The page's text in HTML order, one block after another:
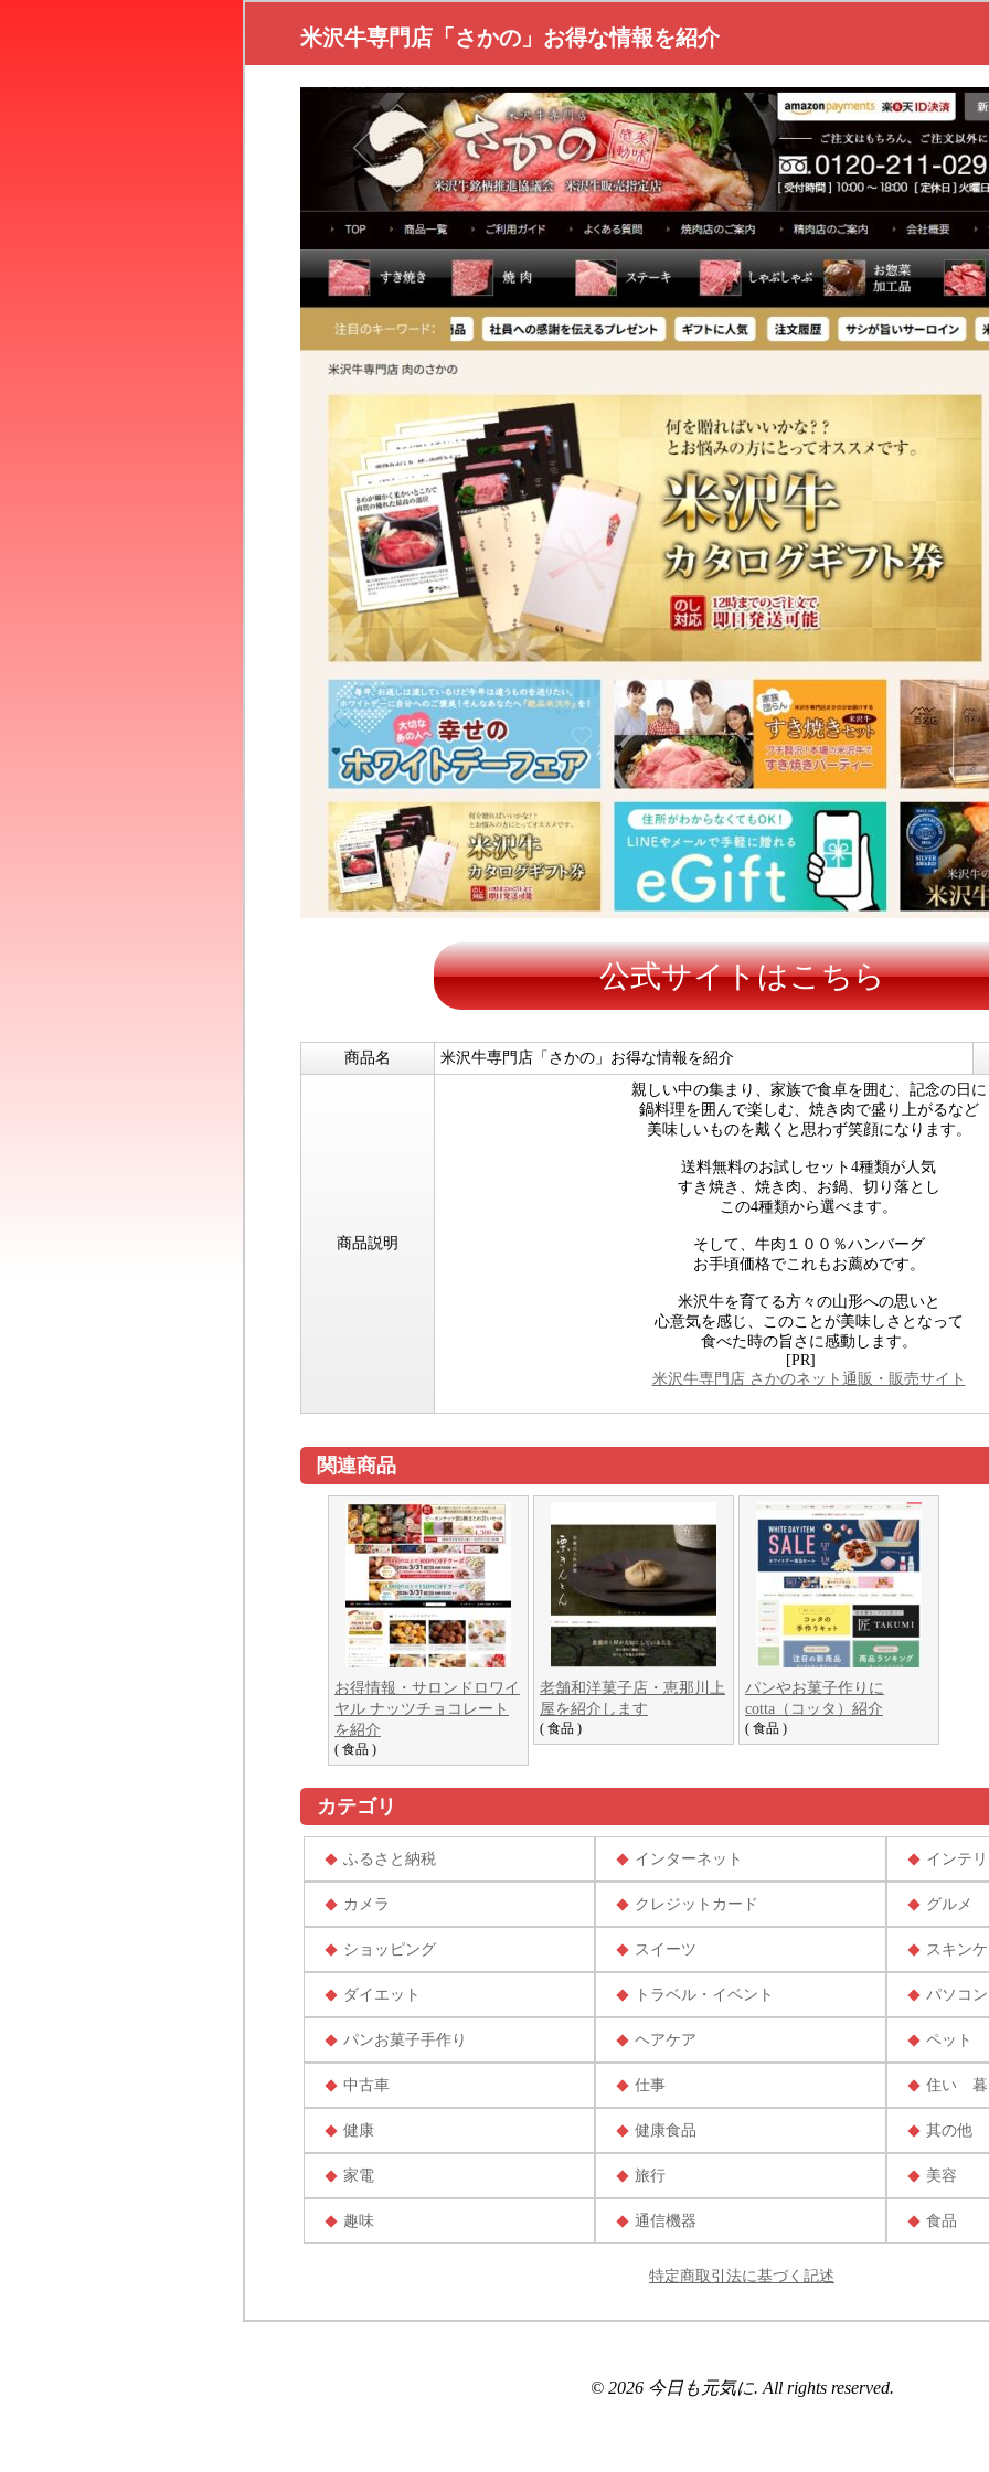
米沢牛専門店「さかの」お得な情報を紹介
公式サイトはこちら
商品名 米沢牛専門店「さかの」お得な情報を紹介
商品説明
親しい中の集まり、家族で食卓を囲む、記念の日に
鍋料理を囲んで楽しむ、焼き肉で盛り上がるなど
美味しいものを戴くと思わず笑顔になります。
送料無料のお試しセット4種類が人気
すき焼き、焼き肉、お鍋、切り落とし
この4種類から選べます。
そして、牛肉１００％ハンバーグ
お手頃価格でこれもお薦めです。
米沢牛を育てる方々の山形への思いと
心意気を感じ、このことが美味しさとなって
食べた時の旨さに感動します。
[PR]
米沢牛専門店 さかのネット通販・販売サイト
関連商品
お得情報・サロンドロワイ
ヤル ナッツチョコレート
を紹介
( 食品 )
老舗和洋菓子店・恵那川上
屋を紹介します
( 食品 )
パンやお菓子作りに
cotta（コッタ）紹介
( 食品 )
カテゴリ
ふるさと納税 インターネット インテ
カメラ クレジットカード グルメ
ショッピング スイーツ スキン
ダイエット トラベル・イベント パソコン
パンお菓子手作り ヘアケア ペット
中古車 仕事 住い 暮
健康 健康食品 其の他
家電 旅行 美容
趣味 通信機器 食品
特定商取引法に基づく記述
© 2026 今日も元気に. All rights reserved.